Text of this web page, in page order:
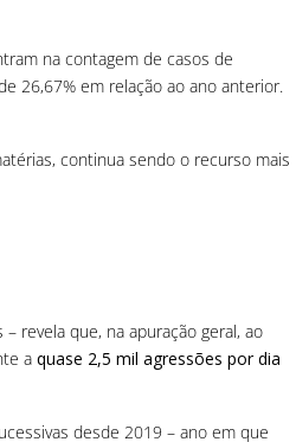
na contagem de casos de
26,67% em relação ao ano anterior.
continua sendo o recurso mais
revela que, na apuração geral, ao
a quase 2,5 mil agressões por dia
desde 2019 – ano em que